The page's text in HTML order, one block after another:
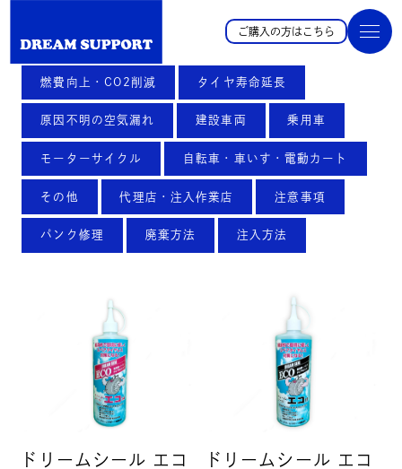
ご購入の方はこちら
燃費向上・CO2削減 タイヤ寿命延長
原因不明の空気漏れ 建設車両 乗用車
モーターサイクル 自転車・車いす・電動カート
その他 代理店・注入作業店 注意事項
パンク修理 廃棄方法 注入方法
ドリームシール エコ
ドリームシール エコ